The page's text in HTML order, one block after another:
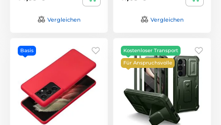
Vergleichen Vergleichen
Basis
Kostenloser Transport
Für Anspruchsvolle